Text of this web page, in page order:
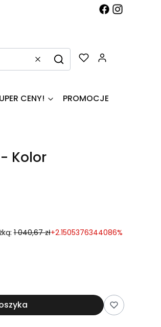
WyczyśćSzukaj
CENY! PROMOCJE
- Kolor
1 040,67 zł+2.1505376344086%